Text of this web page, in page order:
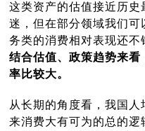
这类资产的估值接近历
迷，但在部分领域我们可
务类的消费相对表现还不
结合估值、政策趋势来
率比较大。
从长期的角度看，我国
来消费大有可为的总的逻